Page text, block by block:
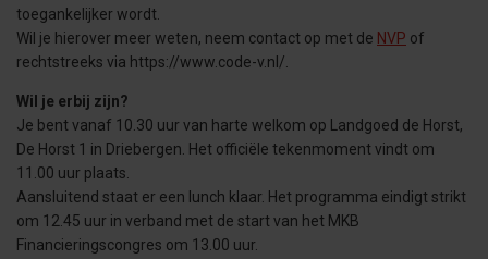
toegankelijker wordt.
Wil je hierover meer weten, neem contact op met de NVP of
rechtstreeks via https://www.code-v.nl/.
Wil je erbij zijn?
Je bent vanaf 10.30 uur van harte welkom op Landgoed de Horst,
De Horst 1 in Driebergen. Het officiële tekenmoment vindt om
11.00 uur plaats.
Aansluitend staat er een lunch klaar. Het programma eindigt strikt
om 12.45 uur in verband met de start van het MKB
Financieringscongres om 13.00 uur.